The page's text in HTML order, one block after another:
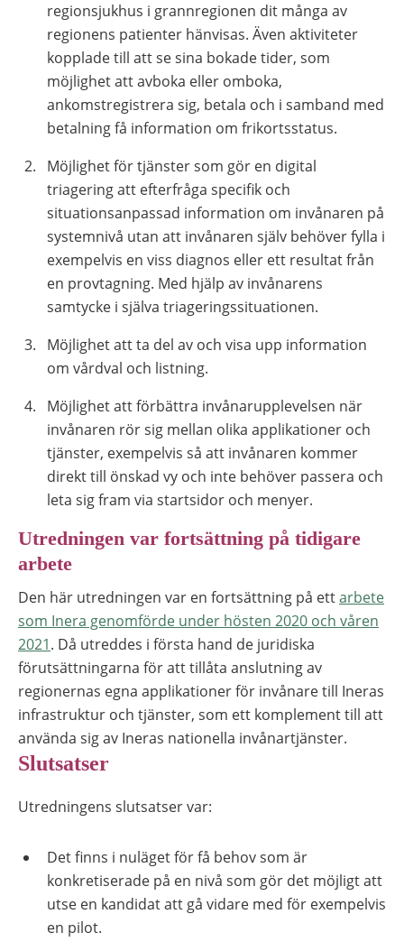
regionsjukhus i grannregionen dit många av
regionens patienter hänvisas. Även aktiviteter
kopplade till att se sina bokade tider, som
möjlighet att avboka eller omboka,
ankomstregistrera sig, betala och i samband med
betalning få information om frikortsstatus.
Möjlighet för tjänster som gör en digital
triagering att efterfråga specifik och
situationsanpassad information om invånaren på
systemnivå utan att invånaren själv behöver fylla i
exempelvis en viss diagnos eller ett resultat från
en provtagning. Med hjälp av invånarens
samtycke i själva triageringssituationen.
Möjlighet att ta del av och visa upp information
om vårdval och listning.
Möjlighet att förbättra invånarupplevelsen när
invånaren rör sig mellan olika applikationer och
tjänster, exempelvis så att invånaren kommer
direkt till önskad vy och inte behöver passera och
leta sig fram via startsidor och menyer.
Utredningen var fortsättning på tidigare
arbete
Den här utredningen var en fortsättning på ettarbete
som Inera genomförde under hösten 2020 och våren
2021. Då utreddes i första hand de juridiska
förutsättningarna för att tillåta anslutning av
regionernas egna applikationer för invånare till Ineras
infrastruktur och tjänster, som ett komplement till att
använda sig av Ineras nationella invånartjänster.
Slutsatser
Utredningens slutsatser var:
Det finns i nuläget för få behov som är
konkretiserade på en nivå som gör det möjligt att
utse en kandidat att gå vidare med för exempelvis
en pilot.